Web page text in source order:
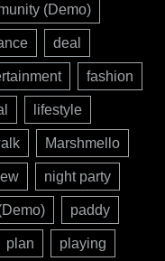
(Demo)
deal
fashion
lifestyle
Marshmello
night party
paddy
plan playing